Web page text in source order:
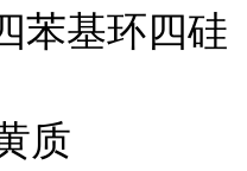
苯基环四硅
质